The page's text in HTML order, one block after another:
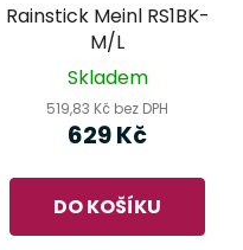
Rainstick Meinl RS1BK-
M/L
Skladem
519,83 Kč bez DPH
629 Kč
DO KOŠÍKU